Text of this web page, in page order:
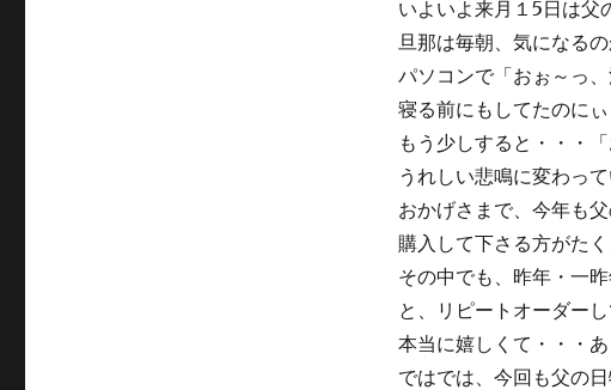
いよいよ来月１5日は父
旦那は毎朝、気になるの
パソコンで「おぉ～っ、
寝る前にもしてたのにぃ
もう少しすると・・・
うれしい悲鳴に変わって
おかげさまで、今年も
購入して下さる方がた
その中でも、昨年・一昨
と、リピートオーダーし
本当に嬉しくて・・・あ
ではでは、今回も父の